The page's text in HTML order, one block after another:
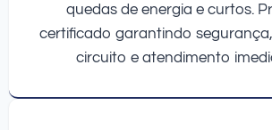
quedas de energia e curtos.
certificado garantindo
circuito e atendimento